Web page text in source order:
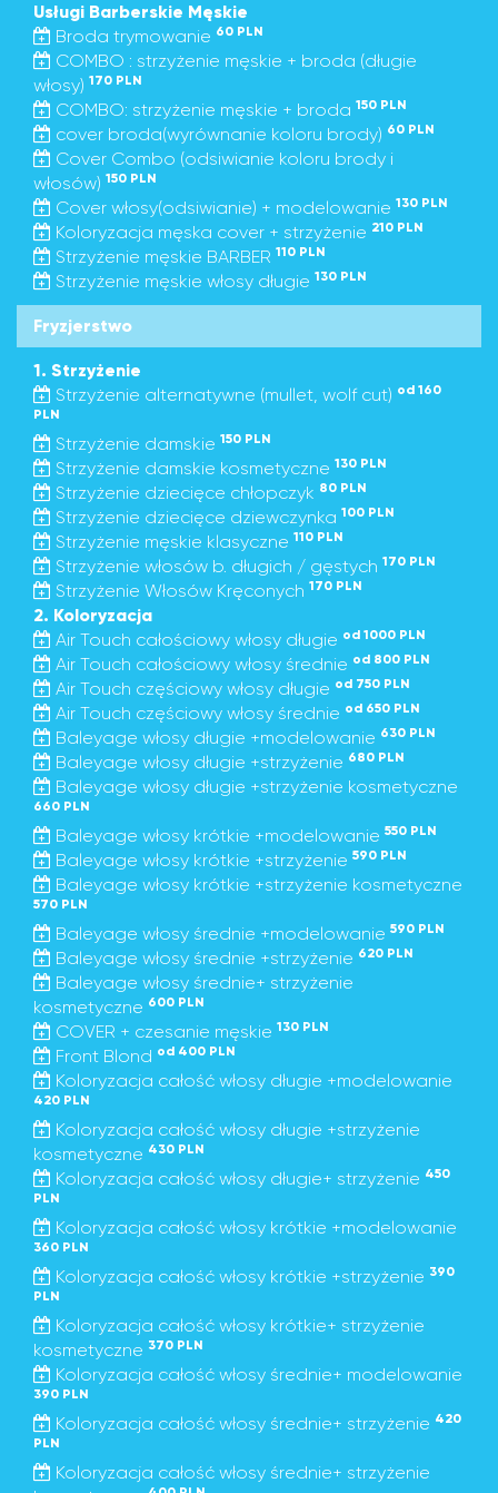
Usługi Barberskie Męskie
Broda trymowanie 60 PLN
COMBO : strzyżenie męskie + broda (długie
włosy) 170 PLN
COMBO: strzyżenie męskie + broda 150 PLN
cover broda(wyrównanie koloru brody) 60 PLN
Cover Combo (odsiwianie koloru brody i
włosów) 150 PLN
Cover włosy(odsiwianie) + modelowanie 130 PLN
Koloryzacja męska cover + strzyżenie 210 PLN
Strzyżenie męskie BARBER 110 PLN
Strzyżenie męskie włosy długie 130 PLN
Fryzjerstwo
1. Strzyżenie
Strzyżenie alternatywne (mullet, wolf cut) od 160
PLN
Strzyżenie damskie 150 PLN
Strzyżenie damskie kosmetyczne 130 PLN
Strzyżenie dziecięce chłopczyk 80 PLN
Strzyżenie dziecięce dziewczynka 100 PLN
Strzyżenie męskie klasyczne 110 PLN
Strzyżenie włosów b. długich / gęstych 170 PLN
Strzyżenie Włosów Kręconych 170 PLN
2. Koloryzacja
Air Touch całościowy włosy długie od 1000 PLN
Air Touch całościowy włosy średnie od 800 PLN
Air Touch częściowy włosy długie od 750 PLN
Air Touch częściowy włosy średnie od 650 PLN
Baleyage włosy długie +modelowanie 630 PLN
Baleyage włosy długie +strzyżenie 680 PLN
Baleyage włosy długie +strzyżenie kosmetyczne
660 PLN
Baleyage włosy krótkie +modelowanie 550 PLN
Baleyage włosy krótkie +strzyżenie 590 PLN
Baleyage włosy krótkie +strzyżenie kosmetyczne
570 PLN
Baleyage włosy średnie +modelowanie 590 PLN
Baleyage włosy średnie +strzyżenie 620 PLN
Baleyage włosy średnie+ strzyżenie
kosmetyczne 600 PLN
COVER + czesanie męskie 130 PLN
Front Blond od 400 PLN
Koloryzacja całość włosy długie +modelowanie
420 PLN
Koloryzacja całość włosy długie +strzyżenie
kosmetyczne 430 PLN
Koloryzacja całość włosy długie+ strzyżenie 450
PLN
Koloryzacja całość włosy krótkie +modelowanie
360 PLN
Koloryzacja całość włosy krótkie +strzyżenie 390
PLN
Koloryzacja całość włosy krótkie+ strzyżenie
kosmetyczne 370 PLN
Koloryzacja całość włosy średnie+ modelowanie
390 PLN
Koloryzacja całość włosy średnie+ strzyżenie 420
PLN
Koloryzacja całość włosy średnie+ strzyżenie